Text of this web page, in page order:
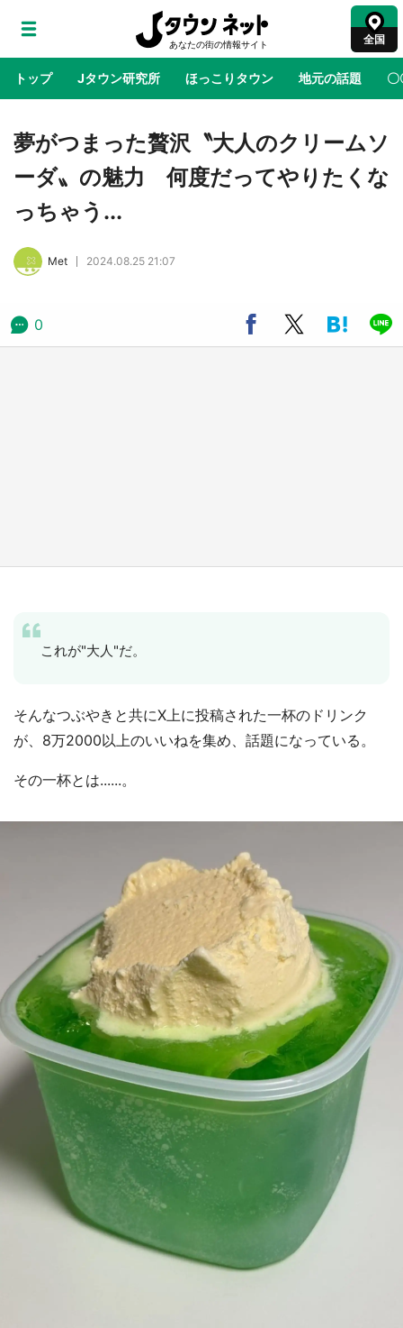
全国
トップ Jタウン研究所 ほっこりタウン 地元の話題 〇
地域×二次元 絶景 あの時はありがとう 物語がはじ
ラボ 作品の世界観通じて「小児がん」学べる
夢がつまった贅沢〝大人のクリームソ
ーダ〟の魅力 何度だってやりたくな
っちゃう...
Met 2024.08.25 21:07
0
これが"大人"だ。
そんなつぶやきと共にX上に投稿された一杯のドリンク
が、8万2000以上のいいねを集め、話題になっている。
その一杯とは......。